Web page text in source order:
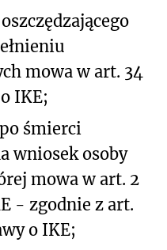
mowa w art. 34
IKE;
śmierci
wniosek osoby
mowa w art. 2
- zgodnie z art.
o IKE;